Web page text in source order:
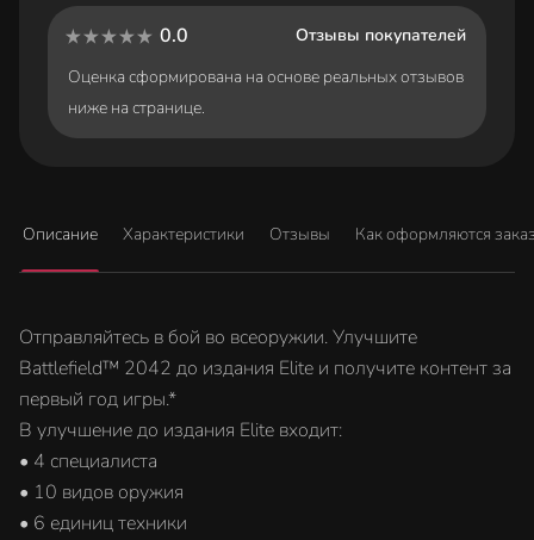
0.0
Отзывы покупателей
Оценка сформирована на основе реальных отзывов
ниже на странице.
Описание Характеристики Отзывы Как оформляются
Отправляйтесь в бой во всеоружии. Улучшите
Battlefield™ 2042 до издания Elite и получите контент за
первый год игры.*
В улучшение до издания Elite входит:
• 4 специалиста
• 10 видов оружия
• 6 единиц техники